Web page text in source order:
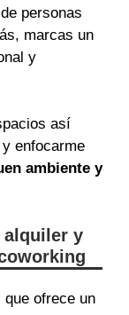
personas
marcas un
y
así
enfocarme
ambiente y
alquiler y
ofrece un